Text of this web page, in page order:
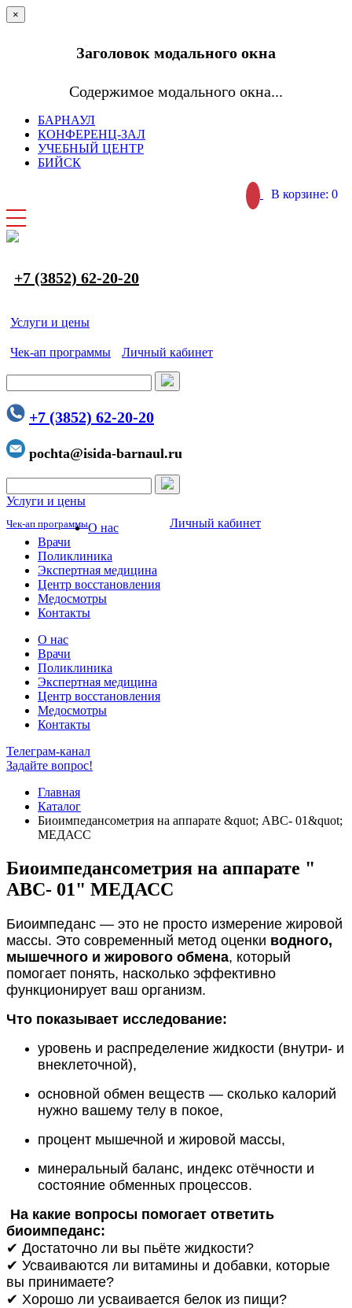
×
Заголовок модального окна
Содержимое модального окна...
БАРНАУЛ
КОНФЕРЕНЦ-ЗАЛ
УЧЕБНЫЙ ЦЕНТР
БИЙСК
В корзине: 0
+7 (3852) 62-20-20
Услуги и цены
Чек-ап программы Личный кабинет
+7 (3852) 62-20-20
pochta@isida-barnaul.ru
Услуги и цены
Чек-ап программы Личный кабинет
О нас
Врачи
Поликлиника
Экспертная медицина
Центр восстановления
Медосмотры
Контакты
О нас
Врачи
Поликлиника
Экспертная медицина
Центр восстановления
Медосмотры
Контакты
Телеграм-канал
Задайте вопрос!
Главная
Каталог
Биоимпедансометрия на аппарате &quot; АВС- 01&quot;
МЕДАСС
Биоимпедансометрия на аппарате "
АВС- 01" МЕДАСС
Биоимпеданс — это не просто измерение жировой
массы. Это современный метод оценки водного,
мышечного и жирового обмена, который
помогает понять, насколько эффективно
функционирует ваш организм.
Что показывает исследование:
уровень и распределение жидкости (внутри- и
внеклеточной),
основной обмен веществ — сколько калорий
нужно вашему телу в покое,
процент мышечной и жировой массы,
минеральный баланс, индекс отёчности и
состояние обменных процессов.
На какие вопросы помогает ответить
биоимпеданс:
✔ Достаточно ли вы пьёте жидкости?
✔ Усваиваются ли витамины и добавки, которые
вы принимаете?
✔ Хорошо ли усваивается белок из пищи?